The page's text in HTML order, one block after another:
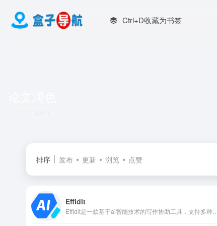
Ctrl+D收藏为书签
排序 发布 更新 浏览 点赞
Effidit